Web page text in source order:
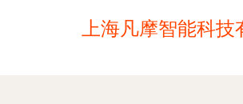
上海凡摩智能科技